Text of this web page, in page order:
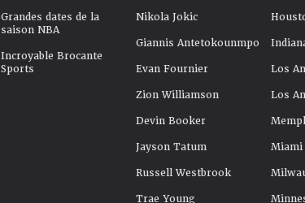
Grandes dates de la
saison NBA
Incroyable Brocante
Sports
Nikola Jokic
Giannis Antetokounmpo
Evan Fournier
Zion Williamson
Devin Booker
Jayson Tatum
Russell Westbrook
Trae Young
Los
Los
Miami